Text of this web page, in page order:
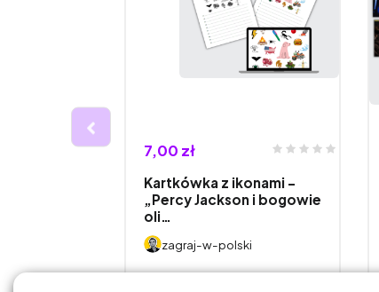
7,00 zł
Kartkówka z ikonami -
„Percy Jackson i bogowie
oli…
zagraj-w-polski